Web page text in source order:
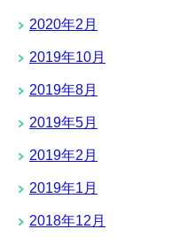
2020年2月
2019年10月
2019年8月
2019年5月
2019年2月
2019年1月
2018年12月